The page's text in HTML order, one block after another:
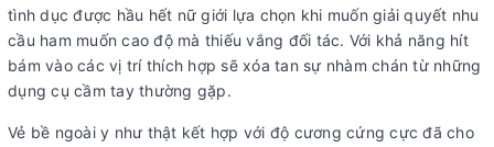
tình dục được hầu hết nữ giới lựa chọn khi muốn giải quyết nhu
cầu ham muốn cao độ mà thiếu vắng đối tác. Với khả năng hít
bám vào các vị trí thích hợp sẽ xóa tan sự nhàm chán từ những
dụng cụ cầm tay thường gặp.
Vẻ bề ngoài y như thật kết hợp với độ cương cứng cực đã cho